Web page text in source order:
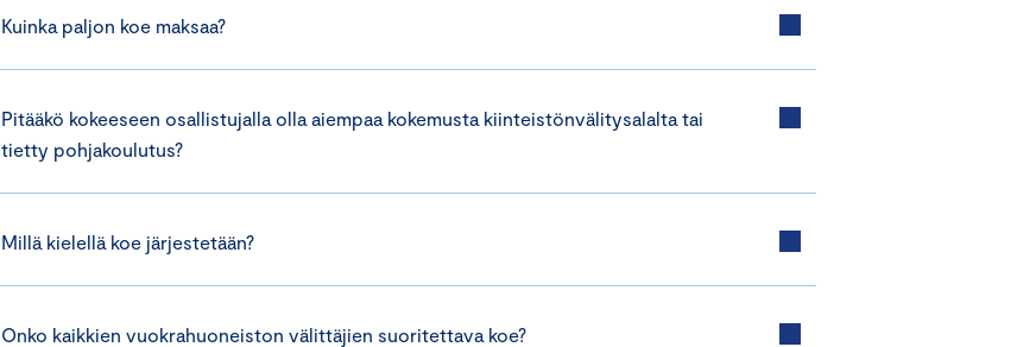
Kuinka paljon koe maksaa?
Pitääkö kokeeseen osallistujalla olla aiempaa kokemusta kiinteistönvälitysalalta tai
tietty pohjakoulutus?
Millä kielellä koe järjestetään?
Onko kaikkien vuokrahuoneiston välittäjien suoritettava koe?